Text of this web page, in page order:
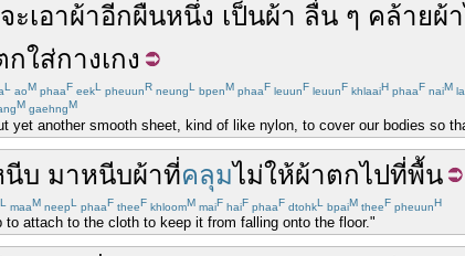
จะเอาผ้าอีกผืนหนึ่ง เป็นผ้า ลื่น ๆ คล้ายผ้า
กใส่กางเกง
L aoM phaaF eekL pheuunR neungL bpenM phaaF leuunF leuunF khlaaiH phaaF naiM
M gaehngM
yet another smooth sheet, kind of like nylon, to cover our bodies so
บ มาหนีบผ้าที่คลุมไม่ให้ผ้าตกไปที่พื้น
L maaM neepL phaaF theeF khloomM maiF haiF phaaF dtohkL bpaiM theeF pheuunH
to attach to the cloth to keep it from falling onto the floor."